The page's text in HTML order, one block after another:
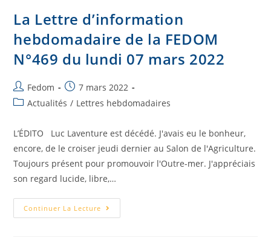
La Lettre d’information
hebdomadaire de la FEDOM
N°469 du lundi 07 mars 2022
Fedom
7 mars 2022
Actualités / Lettres hebdomadaires
L’ÉDITO Luc Laventure est décédé. J'avais eu le bonheur,
encore, de le croiser jeudi dernier au Salon de l'Agriculture.
Toujours présent pour promouvoir l'Outre-mer. J'appréciais
son regard lucide, libre,…
Continuer La Lecture